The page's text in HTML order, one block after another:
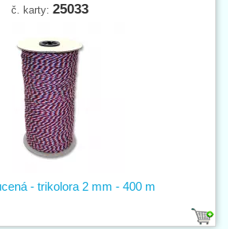
č. karty: 25033
- trikolora 2 mm - 400 m